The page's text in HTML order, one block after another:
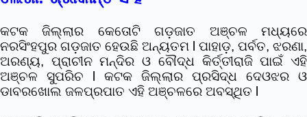
କଟକ ଜିଲ୍ଲାର କେତୋଟି ଗଡ଼ଜାତ ଅଞ୍ଚଳ ମଧ୍ୟରେ
ନରସିଂହପୁର ଗଡ଼ଜାତ ହେଉଛି ଅନ୍ୟତମ l ପାହାଡ଼, ପର୍ବତ, ଝରଣା,
ଅରଣ୍ୟ, ପ୍ରାଚୀନ ମନ୍ଦିର ଓ ବୌଦ୍ଧ କିର୍ତ୍ତୀରାଜି ପାଇଁ ଏହି
ଅଞ୍ଚଳ ସୁପରିଚ l କଟକ ଜିଲ୍ଲାର ପ୍ରସିଦ୍ଧ ଦେଓଝର ଓ
ଡାବରଖୋଲ ଜଳପ୍ରପାତ ଏହି ଅଞ୍ଚଳରେ ଅବସ୍ଥିତ l